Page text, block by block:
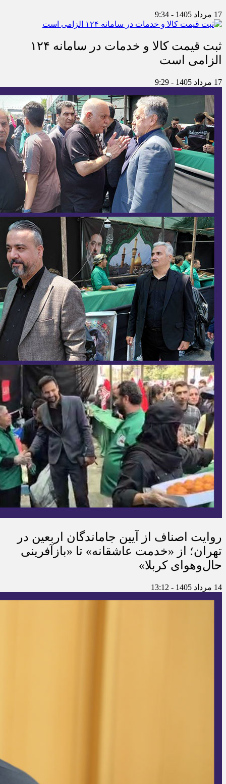
17 مرداد 1405 - 9:34
ثبت قیمت کالا و خدمات در سامانه ۱۲۴
الزامی است
17 مرداد 1405 - 9:29
روایت اصناف از آیین جاماندگان اربعین در
تهران؛ از «خدمت عاشقانه» تا «بازآفرینی
حال‌وهوای کربلا»
14 مرداد 1405 - 13:12